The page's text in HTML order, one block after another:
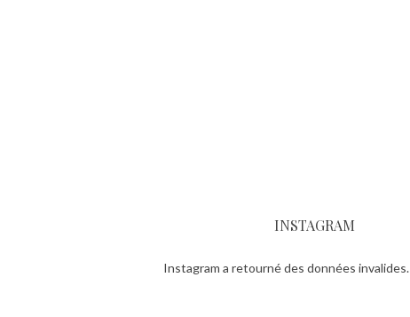
INSTAGRAM
Instagram a retourné des données invalides.